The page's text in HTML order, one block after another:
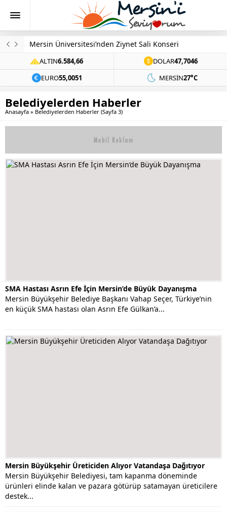
Mersin Üniversitesi’nden Ziynet Sali Konseri
ALTIN6.584,66 DOLAR47,7046
EURO55,0051 MERSIN27°C
Belediyelerden Haberler
Anasayfa » Belediyelerden Haberler (Sayfa 3)
SMA Hastası Asrın Efe İçin Mersin’de Büyük Dayanışma
Mersin Büyükşehir Belediye Başkanı Vahap Seçer, Türkiye’nin
en küçük SMA hastası olan Asrın Efe Gülkan’a...
Mersin Büyükşehir Üreticiden Alıyor Vatandaşa Dağıtıyor
Mersin Büyükşehir Belediyesi, tam kapanma döneminde
ürünleri elinde kalan ve pazara götürüp satamayan üreticilere
destek...